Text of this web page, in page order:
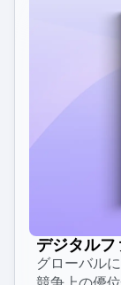
デジタルフ
グローバル